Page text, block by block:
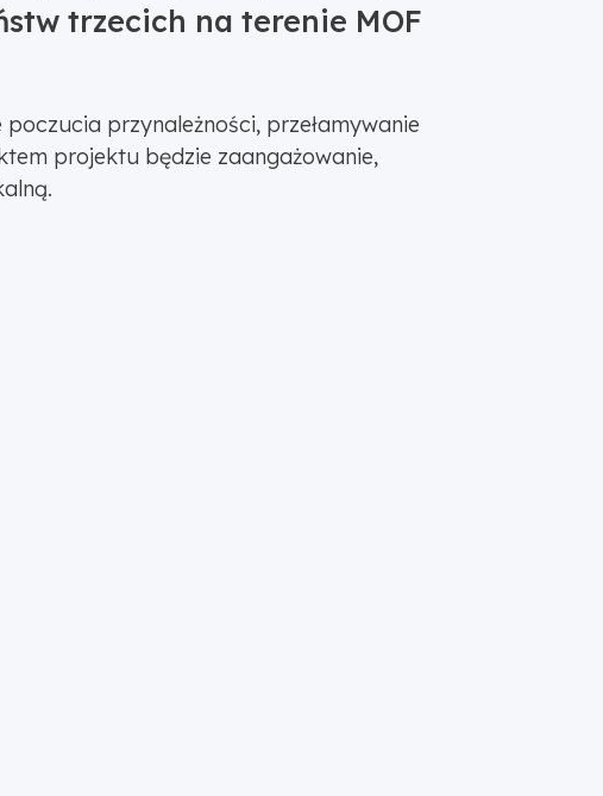
trzecich na terenie MOF
przynależności, przełamywanie
projektu będzie zaangażowanie,